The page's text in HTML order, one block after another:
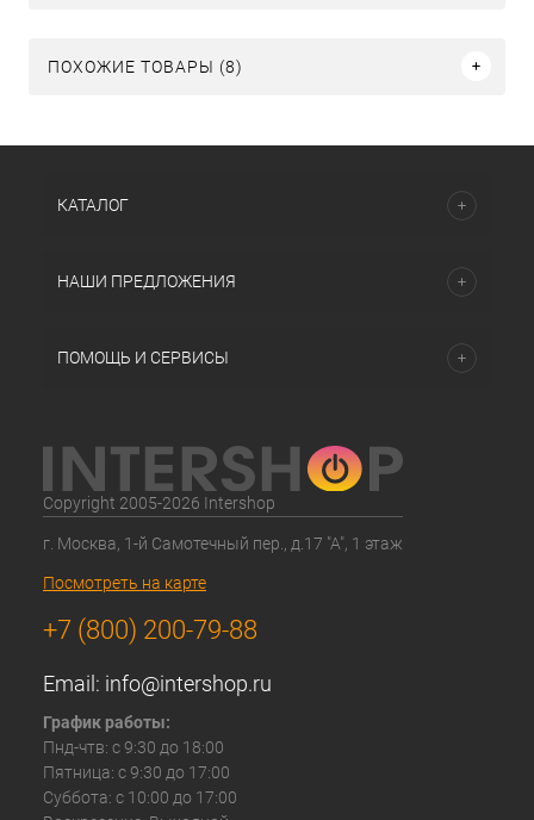
ПОХОЖИЕ ТОВАРЫ (8)
КАТАЛОГ
НАШИ ПРЕДЛОЖЕНИЯ
ПОМОЩЬ И СЕРВИСЫ
Copyright 2005-2026 Intershop
г. Москва, 1-й Самотечный пер., д.17 "А", 1 этаж
Посмотреть на карте
+7 (800) 200-79-88
Email: info@intershop.ru
График работы:
Пнд-чтв: с 9:30 до 18:00
Пятница: с 9:30 до 17:00
Суббота: с 10:00 до 17:00